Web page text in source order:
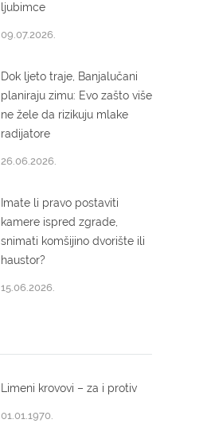
ljubimce
09.07.2026.
Dok ljeto traje, Banjalučani
planiraju zimu: Evo zašto više
ne žele da rizikuju mlake
radijatore
26.06.2026.
Imate li pravo postaviti
kamere ispred zgrade,
snimati komšijino dvorište ili
haustor?
15.06.2026.
Limeni krovovi – za i protiv
01.01.1970.